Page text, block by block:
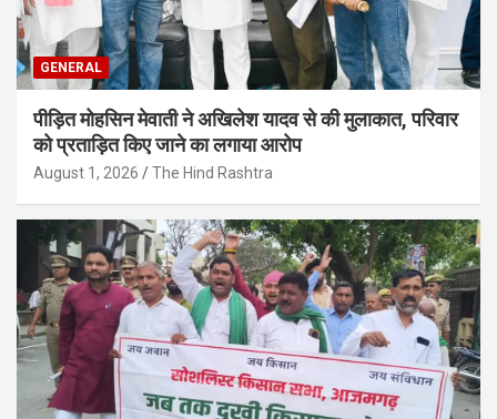
GENERAL
पीड़ित मोहसिन मेवाती ने अखिलेश यादव से की मुलाकात, परिवार
को प्रताड़ित किए जाने का लगाया आरोप
August 1, 2026 The Hind Rashtra